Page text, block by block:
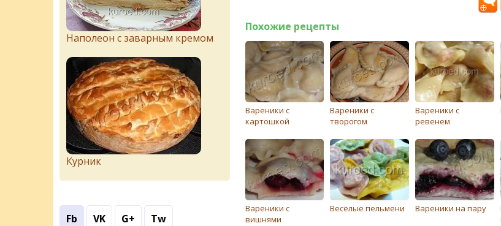
Похожие рецепты
Вареники с
картошкой
Вареники с
творогом
Вареники с
ревенем
Вареники с
вишнями
Весёлые пельмени Вареники на пару
Наполеон с заварным кремом
Курник
Fb VK G+ Tw